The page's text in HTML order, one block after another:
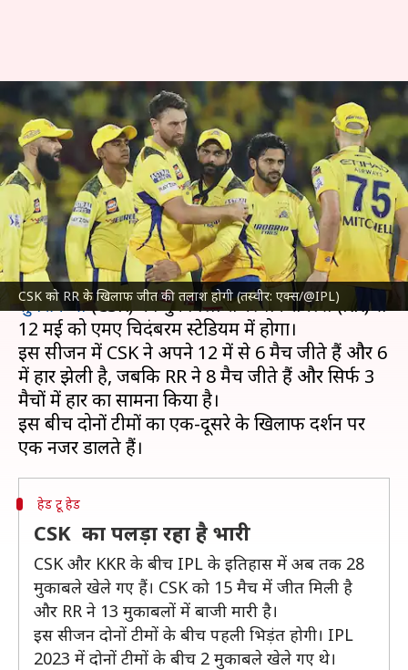
CSK को RR के खिलाफ जीत की तलाश होगी (तस्वीर: एक्स/@IPL)
IPL में CSK और RR का एक-दूसरे के
खिलाफ कैसा रहा है प्रदर्शन? आंकड़ों
से जानिए
लेखन आदर्श कुमार May 11, 2024 02:54 pm
क्या है खबर?
इंडियन प्रीमियर लीग(IPL) 2024 के 61वें मैच मेंचेन्नई
सुपरकिंग्स(CSK) का मुकाबला राजस्थान रॉयल्स (RR) से
12 मई को एमए चिदंबरम स्टेडियम में होगा।
इस सीजन में CSK ने अपने 12 में से 6 मैच जीते हैं और 6
में हार झेली है, जबकि RR ने 8 मैच जीते हैं और सिर्फ 3
मैचों में हार का सामना किया है।
इस बीच दोनों टीमों का एक-दूसरे के खिलाफ प्रदर्शन पर
हेड टू हेड
CSK का पलड़ा रहा है भारी
CSK और KKR के बीच IPL के इतिहास में अब तक 28
मुकाबले खेले गए हैं। CSK को 15 मैच में जीत मिली है
और RR ने 13 मुकाबलों में बाजी मारी है।
इस सीजन दोनों टीमों के बीच पहली भिड़ंत होगी। IPL
2023 में दोनों टीमों के बीच 2 मुकाबले खेले गए थे।